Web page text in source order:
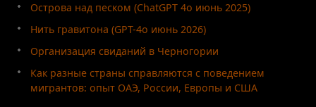
Острова над песком (ChatGPT 4o июнь 2025)
Нить гравитона (GPT-4o июнь 2026)
Организация свиданий в Черногории
Как разные страны справляются с поведением
мигрантов: опыт ОАЭ, России, Европы и США